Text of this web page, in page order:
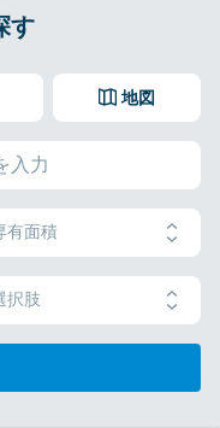
も、手打ちそば、巴波川の
住先としても魅力的です。
ムーズに行えるように、お
栃木市の賃貸住宅をお探し
仲介手数料が不要です。
の物件は、東武宇都宮線、
にあり、市内を楽に移動する
レッジハウス大平
光線の新大平下駅から徒歩9
あります。
ぞれ月額1,000円でお客様の
けます。
る太平山では、毎年「太平
マンションを借りる
下の書類をご準備のうえ、
ださい。
書のコピー（直近1ヶ月分の
が記載された雇用契約書や
されているものをご用意く
物件の家賃は毎月ど
振替にてお支払いいただき
、口座引き落としのための
ります。
リーダイヤルまでお問い合
をご確認ください。
りする場合がございます。
す
地図
有面積
択肢